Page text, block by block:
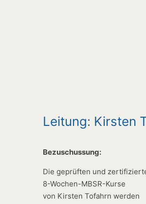
Leitung: Kirsten
Bezuschussung:
Die geprüften und
8-Wochen-MBSR-Kurse
von Kirsten Tofahrn werden